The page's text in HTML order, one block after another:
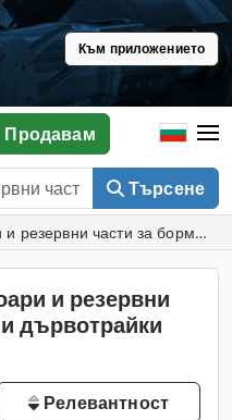
Към приложението
Търсене
Продавам
резервни части за
и резервни
дървотрайки
Релевантност